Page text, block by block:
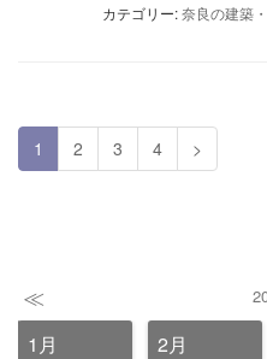
カテゴリー:奈良の建築
1 2 3 4 >
≪
1月 2月